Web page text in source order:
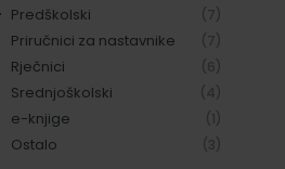
Edition
First Explorers (3)
Incredible English 2nd
Ed
(2)
New Chatterbox (1)
Oxford Discover (3)
World Explorers (2)
International Express (2)
Business Result 2nd
Edition
(1)
Predškolski (7)
First Friends (1)
Playtime (1)
Mouse and Me (2)
Priručnici za nastavnike (7)
Rječnici (6)
Srednjoškolski (4)
e-knjige (1)
Ostalo (3)